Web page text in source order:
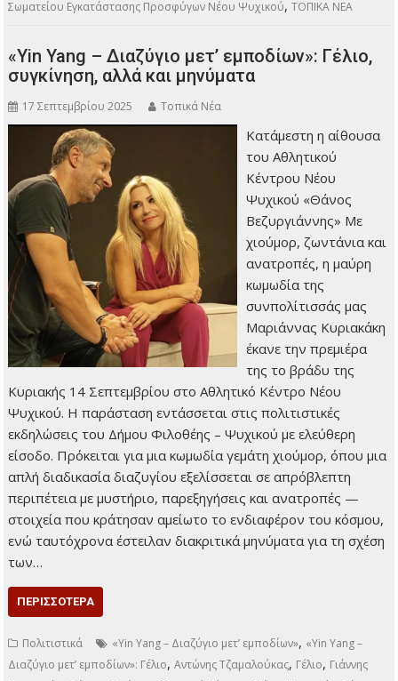
Σωματείου Εγκατάστασης Προσφύγων Νέου Ψυχικού,ΤΟΠΙΚΑ ΝΕΑ
«Yin Yang – Διαζύγιο μετ’ εμποδίων»: Γέλιο,
συγκίνηση, αλλά και μηνύματα
17 Σεπτεμβρίου 2025 Τοπικά Νέα
Κατάμεστη η αίθουσα
του Αθλητικού
Κέντρου Νέου
Ψυχικού «Θάνος
Βεζυργιάννης» Με
χιούμορ, ζωντάνια και
ανατροπές, η μαύρη
κωμωδία της
συνπολίτισσάς μας
Μαριάννας Κυριακάκη
έκανε την πρεμιέρα
της το βράδυ της
Κυριακής 14 Σεπτεμβρίου στο Αθλητικό Κέντρο Νέου
Ψυχικού. Η παράσταση εντάσσεται στις πολιτιστικές
εκδηλώσεις του Δήμου Φιλοθέης – Ψυχικού με ελεύθερη
είσοδο. Πρόκειται για μια κωμωδία γεμάτη χιούμορ, όπου μια
απλή διαδικασία διαζυγίου εξελίσσεται σε απρόβλεπτη
περιπέτεια με μυστήριο, παρεξηγήσεις και ανατροπές —
στοιχεία που κράτησαν αμείωτο το ενδιαφέρον του κόσμου,
ενώ ταυτόχρονα έστειλαν διακριτικά μηνύματα για τη σχέση
των…
ΠΕΡΙΣΣΌΤΕΡΑ
Πολιτιστικά «Yin Yang – Διαζύγιο μετ’ εμποδίων», «Yin Yang –
Διαζύγιο μετ’ εμποδίων»: Γέλιο,Αντώνης Τζαμαλούκας, Γέλιο, Γιάννης